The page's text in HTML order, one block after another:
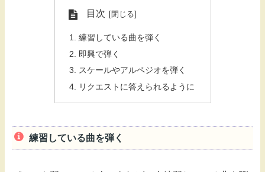
目次
練習している曲を弾く
即興で弾く
スケールやアルペジオを弾く
リクエストに答えられるように
練習している曲を弾く